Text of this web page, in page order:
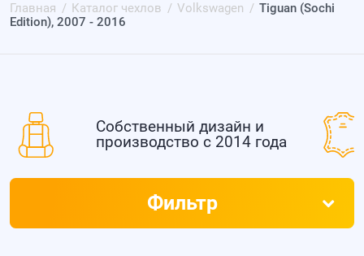
Главная Каталог чехлов Volkswagen
Tiguan (Sochi
Edition), 2007 - 2016
Собственный дизайн и
производство с 2014 года
Фильтр